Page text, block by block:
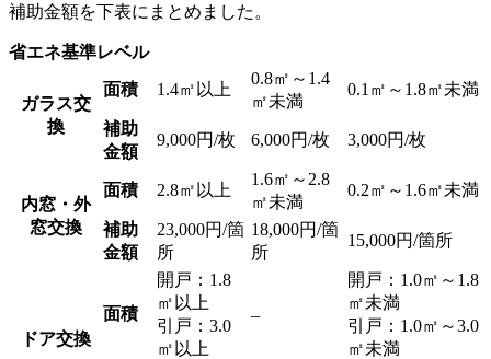
補助金額を下表にまとめました。
省エネ基準レベル
ガラス交
換
面積 1.4㎡以上
0.8㎡～1.4
㎡未満
0.1㎡～1.8㎡未満
補助
金額
9,000円/枚 6,000円/枚 3,000円/枚
内窓・外
窓交換
面積 2.8㎡以上
1.6㎡～2.8
㎡未満
0.2㎡～1.6㎡未満
補助
金額
23,000円/箇
所
18,000円/箇
所
15,000円/箇所
ドア交換
面積
開戸：1.8
㎡以上
引戸：3.0
㎡以上
–
開戸：1.0㎡～1.8
㎡未満
引戸：1.0㎡～3.0
㎡未満